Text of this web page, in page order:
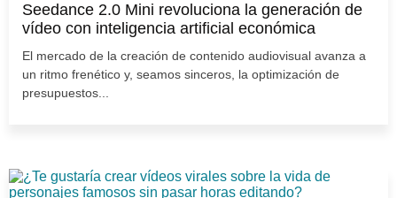
Seedance 2.0 Mini revoluciona la generación de
vídeo con inteligencia artificial económica
El mercado de la creación de contenido audiovisual avanza a
un ritmo frenético y, seamos sinceros, la optimización de
presupuestos...